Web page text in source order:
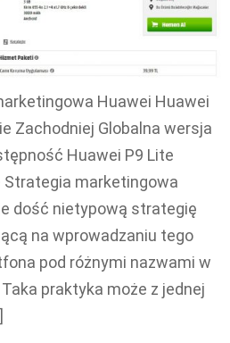
Huawei Huawei
Zachodniej Globalna wersja
Huawei P9 Lite
Strategia marketingowa
dość nietypową strategię
na wprowadzaniu tego
pod różnymi nazwami w
praktyka może z jednej